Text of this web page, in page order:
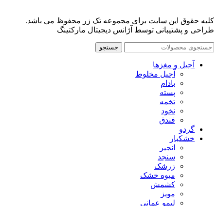
کلیه حقوق این سایت برای مجموعه تک زر محفوظ می باشد.
طراحی و پشتیبانی توسط آژانس دیجیتال مارکتینگ
جستجو
آجیل و مغزها
آجیل مخلوط
بادام
پسته
تخمه
نخود
فندق
گردو
خشکبار
انجیر
سنجد
زرشک
میوه خشک
کشمش
مویز
لیمو عمانی